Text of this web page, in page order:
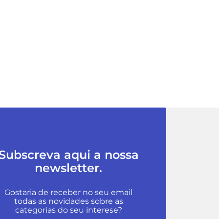
aqui a nossa
newsletter.
Gostaria de receber no seu email
todas as novidades sobre as
categorias do seu interese?